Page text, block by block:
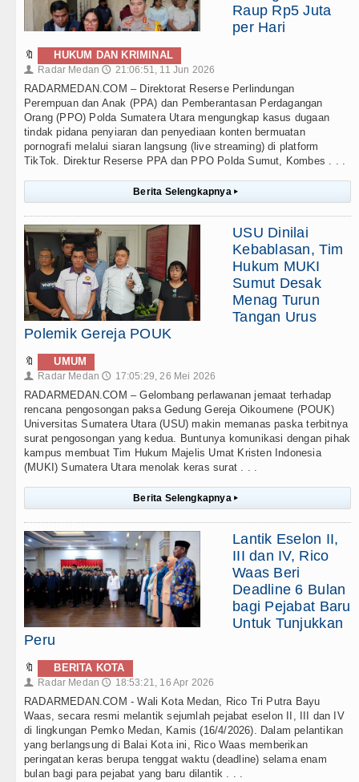
Raup Rp5 Juta
per Hari
🔖 HUKUM DAN KRIMINAL
👤 Radar Medan 🕔 21:06:51, 11 Jun 2026
RADARMEDAN.COM – Direktorat Reserse Perlindungan
Perempuan dan Anak (PPA) dan Pemberantasan Perdagangan
Orang (PPO) Polda Sumatera Utara mengungkap kasus dugaan
tindak pidana penyiaran dan penyediaan konten bermuatan
pornografi melalui siaran langsung (live streaming) di platform
TikTok. Direktur Reserse PPA dan PPO Polda Sumut, Kombes . . .
Berita Selengkapnya ▸
USU Dinilai
Kebablasan, Tim
Hukum MUKI
Sumut Desak
Menag Turun
Tangan Urus
Polemik Gereja POUK
🔖 UMUM
👤 Radar Medan 🕔 17:05:29, 26 Mei 2026
RADARMEDAN.COM – Gelombang perlawanan jemaat terhadap
rencana pengosongan paksa Gedung Gereja Oikoumene (POUK)
Universitas Sumatera Utara (USU) makin memanas paska terbitnya
surat pengosongan yang kedua. Buntunya komunikasi dengan pihak
kampus membuat Tim Hukum Majelis Umat Kristen Indonesia
(MUKI) Sumatera Utara menolak keras surat . . .
Berita Selengkapnya ▸
Lantik Eselon II,
III dan IV, Rico
Waas Beri
Deadline 6 Bulan
bagi Pejabat Baru
Untuk Tunjukkan
Peru
🔖 BERITA KOTA
👤 Radar Medan 🕔 18:53:21, 16 Apr 2026
RADARMEDAN.COM - Wali Kota Medan, Rico Tri Putra Bayu
Waas, secara resmi melantik sejumlah pejabat eselon II, III dan IV
di lingkungan Pemko Medan, Kamis (16/4/2026). Dalam pelantikan
yang berlangsung di Balai Kota ini, Rico Waas memberikan
peringatan keras berupa tenggat waktu (deadline) selama enam
bulan bagi para pejabat yang baru dilantik . . .